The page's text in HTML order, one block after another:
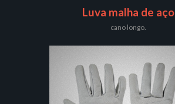
Luva malha de aço
cano longo.